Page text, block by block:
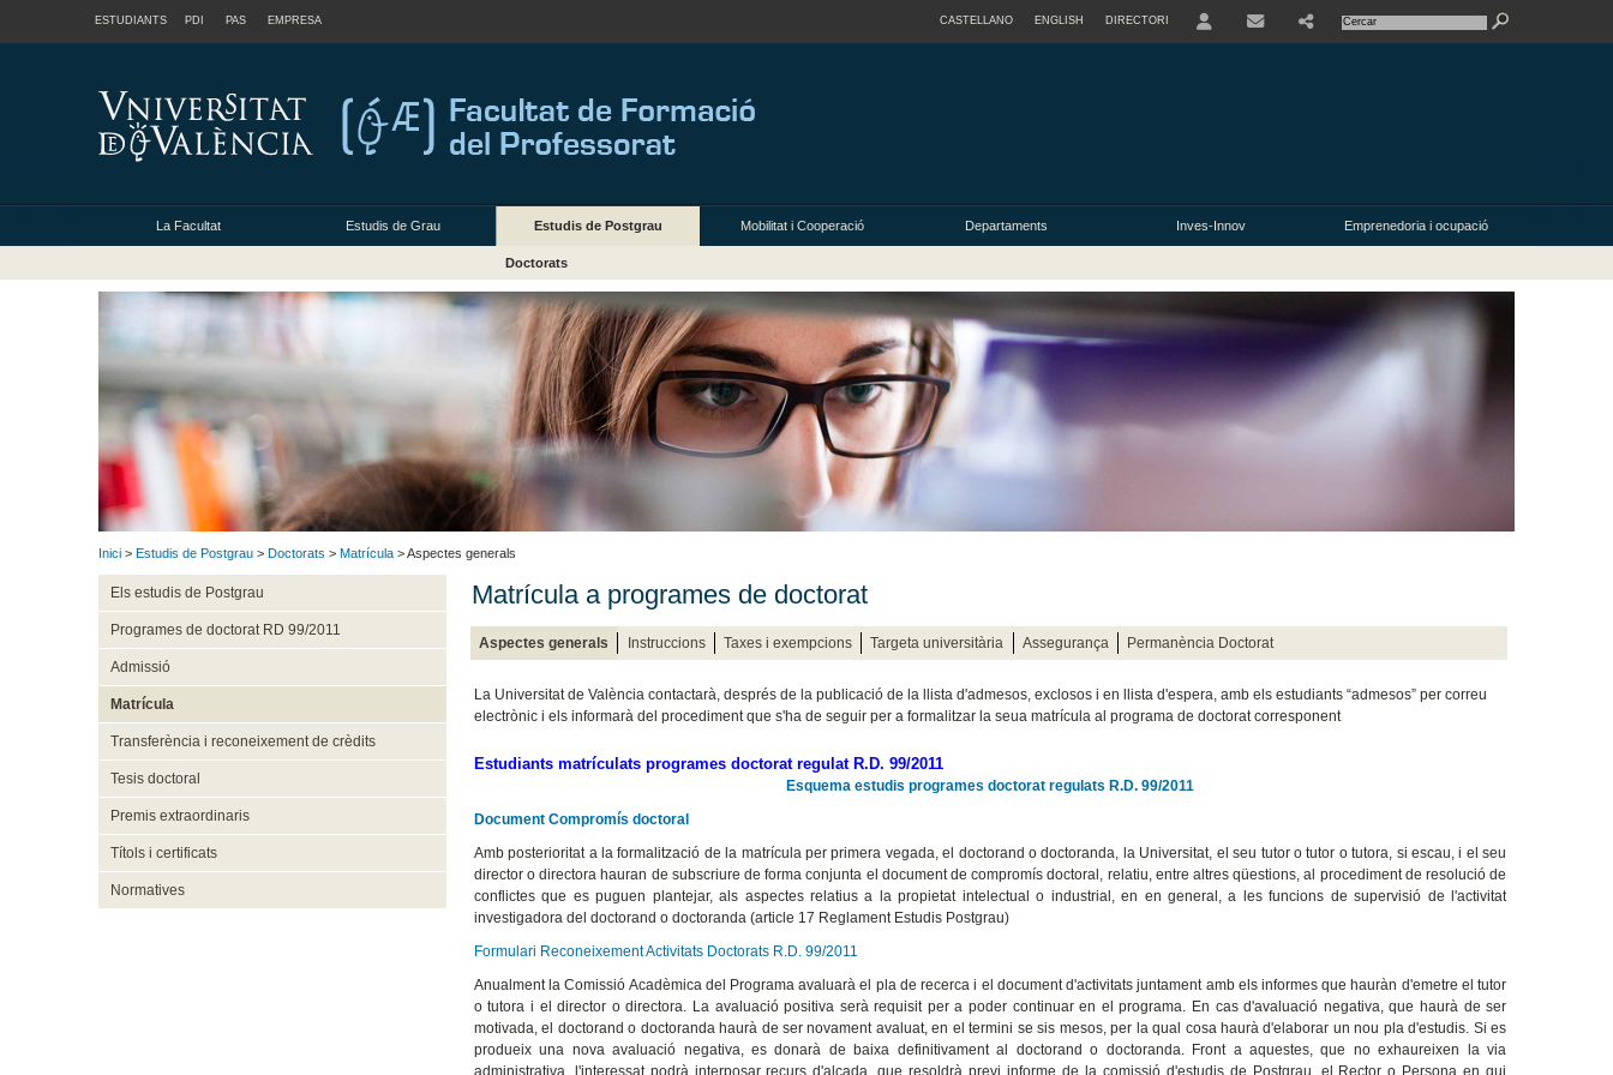
ESTUDIANTS PDI PAS EMPRESA CASTELLANO ENGLISH DIRECTORI
La Facultat Estudis de Grau Estudis de Postgrau Mobilitat i Cooperació Departaments Inves-Innov Emprenedoria i ocupació
Doctorats
Inici > Estudis de Postgrau > Doctorats > Matrícula > Aspectes generals
Els estudis de Postgrau
Programes de doctorat RD 99/2011
Admissió
Matrícula
Transferència i reconeixement de crèdits
Tesis doctoral
Premis extraordinaris
Títols i certificats
Normatives
Matrícula a programes de doctorat
Aspectes generals Instruccions Taxes i exempcions Targeta universitària Assegurança Permanència Doctorat
La Universitat de València contactarà, després de la publicació de la llista d'admesos, exclosos i en llista d'espera, amb els estudiants “admesos” per correu
electrònic i els informarà del procediment que s'ha de seguir per a formalitzar la seua matrícula al programa de doctorat corresponent
Estudiants matrículats programes doctorat regulat R.D. 99/2011
Esquema estudis programes doctorat regulats R.D. 99/2011
Document Compromís doctoral
Amb posterioritat a la formalització de la matrícula per primera vegada, el doctorand o doctoranda, la Universitat, el seu tutor o tutor o tutora, si escau, i el seu
director o directora hauran de subscriure de forma conjunta el document de compromís doctoral, relatiu, entre altres qüestions, al procediment de resolució de
conflictes que es puguen plantejar, als aspectes relatius a la propietat intelectual o industrial, en en general, a les funcions de supervisió de l'activitat
investigadora del doctorand o doctoranda (article 17 Reglament Estudis Postgrau)
Formulari Reconeixement Activitats Doctorats R.D. 99/2011
Anualment la Comissió Acadèmica del Programa avaluarà el pla de recerca i el document d'activitats juntament amb els informes que hauràn d'emetre el tutor
o tutora i el director o directora. La avaluació positiva serà requisit per a poder continuar en el programa. En cas d'avaluació negativa, que haurà de ser
motivada, el doctorand o doctoranda haurà de ser novament avaluat, en el termini se sis mesos, per la qual cosa haurà d'elaborar un nou pla d'estudis. Si es
produeix una nova avaluació negativa, es donarà de baixa definitivament al doctorand o doctoranda. Front a aquestes, que no exhaureixen la via
administrativa, l'interessat podrà interposar recurs d'alçada, que resoldrà previ informe de la comissió d'estudis de Postgrau, el Rector o Persona en qui